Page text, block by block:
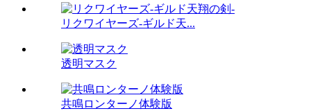
リクワイヤーズ-ギルド天...
透明マスク
共鳴ロンターノ体験版